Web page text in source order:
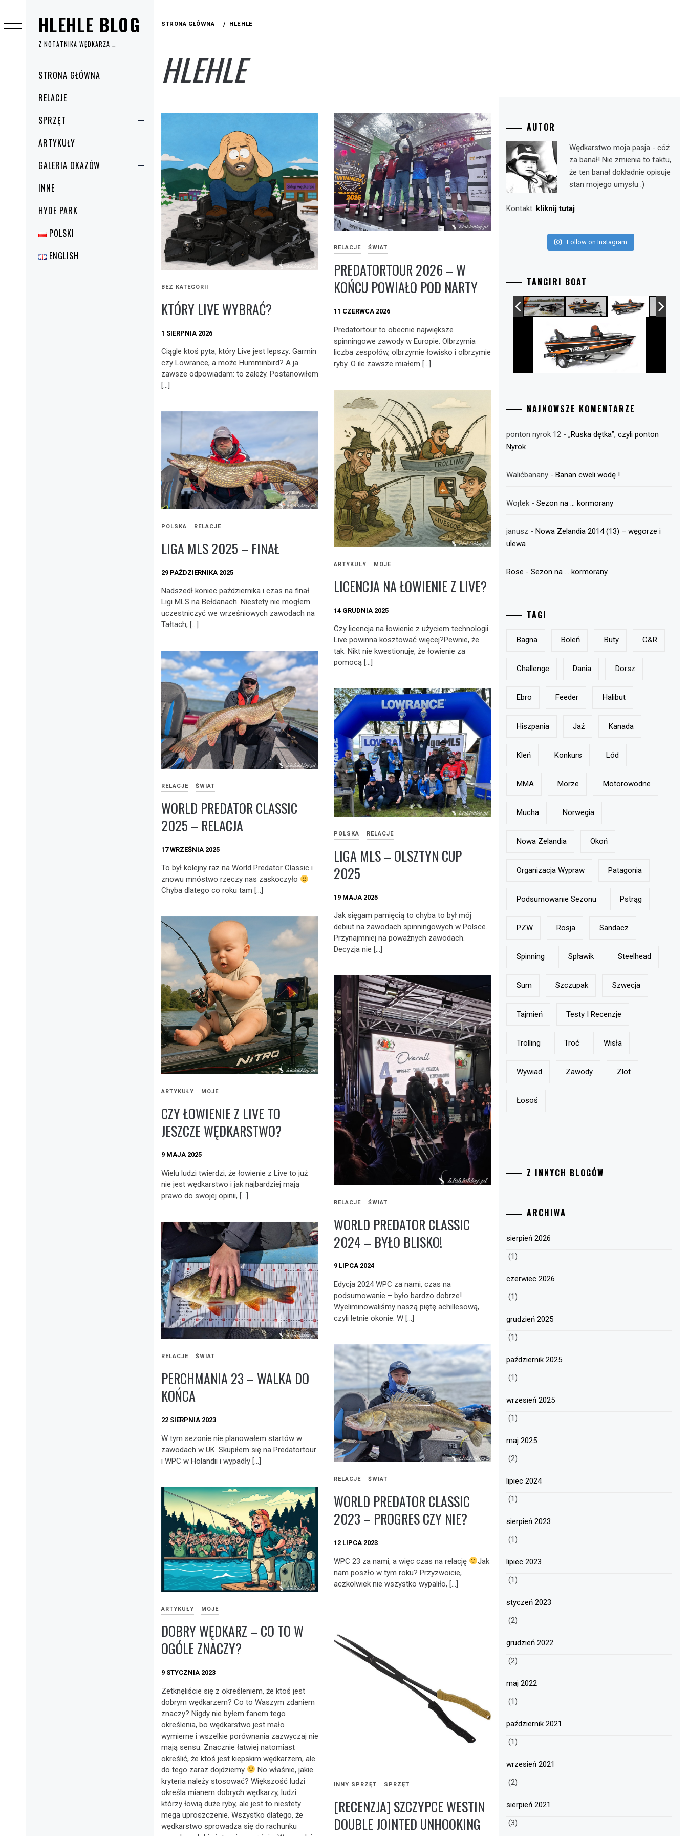
HLEHLE BLOG
Z NOTATNIKA WĘDKARZA …
główneSTRONA GŁÓWNA
RELACJE
SPRZĘT
ARTYKUŁY
GALERIA OKAZÓW
INNE
HYDE PARK
POLSKI
ENGLISH
do
treści
STRONA GŁÓWNA HLEHLE
HLEHLE
BEZ KATEGORII
KTÓRY LIVE WYBRAĆ?
1 SIERPNIA 2026
Ciągle ktoś pyta, który Live jest lepszy: Garmin
czy Lowrance, a może Humminbird? A ja
zawsze odpowiadam: to zależy. Postanowiłem
[…]
RELACJE ŚWIAT
PREDATORTOUR 2026 – W
KOŃCU POWIAŁO POD NARTY
11 CZERWCA 2026
Predatortour to obecnie największe
spinningowe zawody w Europie. Olbrzymia
liczba zespołów, olbrzymie łowisko i olbrzymie
ryby. O ile zawsze miałem […]
ARTYKUŁY MOJE
LICENCJA NA ŁOWIENIE Z LIVE?
14 GRUDNIA 2025
Czy licencja na łowienie z użyciem technologii
Live powinna kosztować więcej?Pewnie, że
tak. Nikt nie kwestionuje, że łowienie za
pomocą […]
POLSKA RELACJE
LIGA MLS 2025 – FINAŁ
29 PAŹDZIERNIKA 2025
Nadszedł koniec października i czas na finał
Ligi MLS na Bełdanach. Niestety nie mogłem
uczestniczyć we wrześniowych zawodach na
Tałtach, […]
RELACJE ŚWIAT
WORLD PREDATOR CLASSIC
2025 – RELACJA
17 WRZEŚNIA 2025
To był kolejny raz na World Predator Classic i
znowu mnóstwo rzeczy nas zaskoczyło
Chyba dlatego co roku tam […]
POLSKA RELACJE
LIGA MLS – OLSZTYN CUP
2025
19 MAJA 2025
Jak sięgam pamięcią to chyba to był mój
debiut na zawodach spinningowych w Polsce.
Przynajmniej na poważnych zawodach.
Decyzja nie […]
ARTYKUŁY MOJE
CZY ŁOWIENIE Z LIVE TO
JESZCZE WĘDKARSTWO?
9 MAJA 2025
Wielu ludzi twierdzi, że łowienie z Live to już
nie jest wędkarstwo i jak najbardziej mają
prawo do swojej opinii, […]
RELACJE ŚWIAT
WORLD PREDATOR CLASSIC
2024 – BYŁO BLISKO!
9 LIPCA 2024
Edycja 2024 WPC za nami, czas na
podsumowanie – było bardzo dobrze!
Wyeliminowaliśmy naszą piętę achillesową,
czyli letnie okonie. W […]
RELACJE ŚWIAT
PERCHMANIA 23 – WALKA DO
KOŃCA
22 SIERPNIA 2023
W tym sezonie nie planowałem startów w
zawodach w UK. Skupiłem się na Predatortour
i WPC w Holandii i wypadły […]
RELACJE ŚWIAT
WORLD PREDATOR CLASSIC
2023 – PROGRES CZY NIE?
12 LIPCA 2023
WPC 23 za nami, a więc czas na relację
Jak
nam poszło w tym roku? Przyzwoicie,
aczkolwiek nie wszystko wypaliło, […]
ARTYKUŁY MOJE
DOBRY WĘDKARZ – CO TO W
OGÓLE ZNACZY?
9 STYCZNIA 2023
Zetknęliście się z określeniem, że ktoś jest
dobrym wędkarzem? Co to Waszym zdaniem
znaczy? Nigdy nie byłem fanem tego
określenia, bo wędkarstwo jest mało
wymierne i wszelkie porównania zazwyczaj nie
mają sensu. Znacznie łatwiej natomiast
określić, że ktoś jest kiepskim wędkarzem, ale
do tego zaraz dojdziemy
No właśnie, jakie
kryteria należy stosować? Większość ludzi
określa mianem dobrych wędkarzy, ludzi
którzy łowią duże ryby, ale jest to niestety
mega uproszczenie. Wszystko dlatego, że
wędkarstwo sprowadza się do rachunku
INNY SPRZĘT SPRZĘT
[RECENZJA] SZCZYPCE WESTIN
DOUBLE JOINTED UNHOOKING
AUTOR
Wędkarstwo moja pasja - cóż
za banał! Nie zmienia to faktu,
że ten banał dokładnie opisuje
stan mojego umysłu :)
Kontakt: kliknij tutaj
Follow on Instagram
TANGIRI BOAT
NAJNOWSZE KOMENTARZE
ponton nyrok 12 -„Ruska dętka”, czyli ponton
Nyrok
Walićbanany -Banan cweli wodę !
Wojtek -Sezon na … kormorany
janusz -Nowa Zelandia 2014 (13) – węgorze i
ulewa
Rose -Sezon na … kormorany
TAGI
Bagna Boleń Buty C&r
Challenge Dania Dorsz
Ebro Feeder Halibut
Hiszpania Jaź Kanada
Kleń Konkurs Lód
MMA Morze Motorowodne
Mucha Norwegia
Nowa Zelandia Okoń
Organizacja Wypraw Patagonia
Podsumowanie Sezonu Pstrąg
PZW Rosja Sandacz
Spinning Spławik Steelhead
Sum Szczupak Szwecja
Tajmień Testy I Recenzje
Trolling Troć Wisła
Wywiad Zawody Zlot
Łosoś
Z INNYCH BLOGÓW
ARCHIWA
sierpień 2026
(1)
czerwiec 2026
(1)
grudzień 2025
(1)
październik 2025
(1)
wrzesień 2025
(1)
maj 2025
(2)
lipiec 2024
(1)
sierpień 2023
(1)
lipiec 2023
(1)
styczeń 2023
(2)
grudzień 2022
(2)
maj 2022
(1)
październik 2021
(1)
wrzesień 2021
(2)
sierpień 2021
(3)